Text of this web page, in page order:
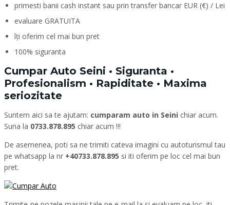
primesti banii cash instant sau prin transfer bancar EUR (€) / Lei
evaluare GRATUITA
îți oferim cel mai bun pret
100% siguranta
Cumpar Auto Seini • Siguranta •
Profesionalism • Rapiditate • Maxima
seriozitate
Suntem aici sa te ajutam: cumparam auto in Seini chiar acum.
Suna la 0733.878.895 chiar acum !!!
De asemenea, poti sa ne trimiti cateva imagini cu autoturismul tau
pe whatsapp la nr +40733.878.895 si iti oferim pe loc cel mai bun
pret.